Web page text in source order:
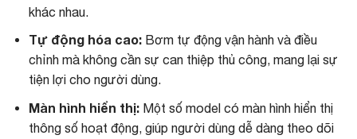
khác nhau.
Tự động hóa cao:Bơm tự động vận hành và điều
chỉnh mà không cần sự can thiệp thủ công, mang lại sự
tiện lợi cho người dùng.
Màn hình hiển thị:Một số model có màn hình hiển thị
thông số hoạt động, giúp người dùng dễ dàng theo dõi